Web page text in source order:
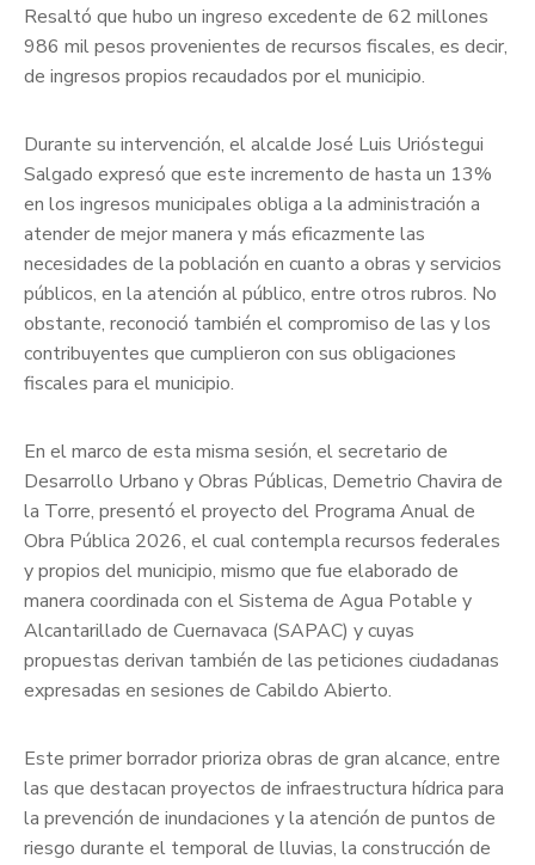
Resaltó que hubo un ingreso excedente de 62 millones
986 mil pesos provenientes de recursos fiscales, es decir,
de ingresos propios recaudados por el municipio.
Durante su intervención, el alcalde José Luis Urióstegui
Salgado expresó que este incremento de hasta un 13%
en los ingresos municipales obliga a la administración a
atender de mejor manera y más eficazmente las
necesidades de la población en cuanto a obras y servicios
públicos, en la atención al público, entre otros rubros. No
obstante, reconoció también el compromiso de las y los
contribuyentes que cumplieron con sus obligaciones
fiscales para el municipio.
En el marco de esta misma sesión, el secretario de
Desarrollo Urbano y Obras Públicas, Demetrio Chavira de
la Torre, presentó el proyecto del Programa Anual de
Obra Pública 2026, el cual contempla recursos federales
y propios del municipio, mismo que fue elaborado de
manera coordinada con el Sistema de Agua Potable y
Alcantarillado de Cuernavaca (SAPAC) y cuyas
propuestas derivan también de las peticiones ciudadanas
expresadas en sesiones de Cabildo Abierto.
Este primer borrador prioriza obras de gran alcance, entre
las que destacan proyectos de infraestructura hídrica para
la prevención de inundaciones y la atención de puntos de
riesgo durante el temporal de lluvias, la construcción de